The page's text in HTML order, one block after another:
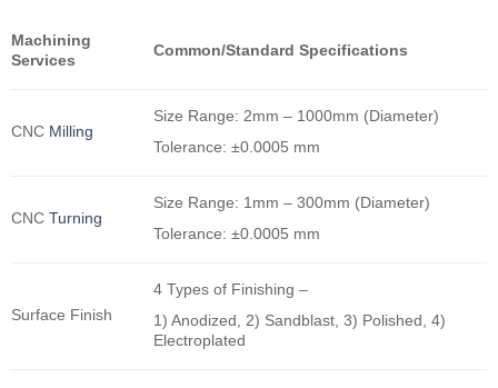
Machining
Services
Common/Standard Specifications
CNC Milling
Size Range: 2mm – 1000mm (Diameter)
Tolerance: ±0.0005 mm
CNC Turning
Size Range: 1mm – 300mm (Diameter)
Tolerance: ±0.0005 mm
Surface Finish
4 Types of Finishing –
1) Anodized, 2) Sandblast, 3) Polished, 4)
Electroplated